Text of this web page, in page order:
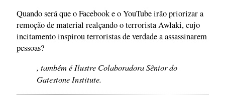
Quando será que o Facebook e o YouTube irão priorizar a
remoção de material realçando o terrorista Awlaki, cujo
incitamento inspirou terroristas de verdade a assassinarem
pessoas?
, também é Ilustre Colaboradora Sênior do
Gatestone Institute.